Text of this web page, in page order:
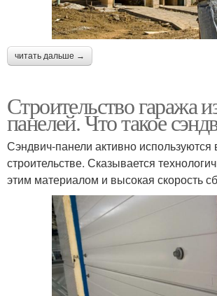
читать дальше →
Строительство гаража
панелей. Что такое
Сэндвич-панели активно
строительстве. Сказывается
этим материалом и высокая скорость